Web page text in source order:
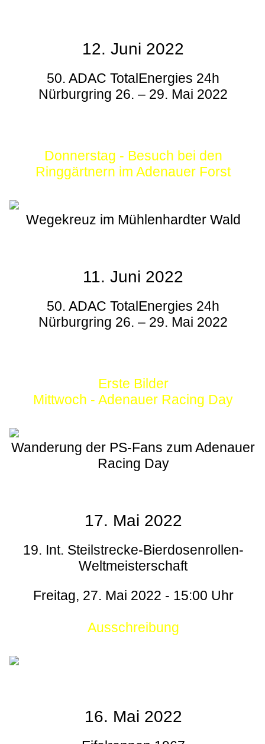
12. Juni 2022
50. ADAC TotalEnergies 24h
Nürburgring 26. – 29. Mai 2022
Donnerstag - Besuch bei den
Ringgärtnern im Adenauer Forst
Wegekreuz im Mühlenhardter Wald
11. Juni 2022
50. ADAC TotalEnergies 24h
Nürburgring 26. – 29. Mai 2022
Erste Bilder
Mittwoch - Adenauer Racing Day
Wanderung der PS-Fans zum Adenauer
Racing Day
17. Mai 2022
19. Int. Steilstrecke-Bierdosenrollen-
Weltmeisterschaft
Freitag, 27. Mai 2022 - 15:00 Uhr
Ausschreibung
16. Mai 2022